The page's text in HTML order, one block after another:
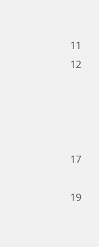
11
12
17
19